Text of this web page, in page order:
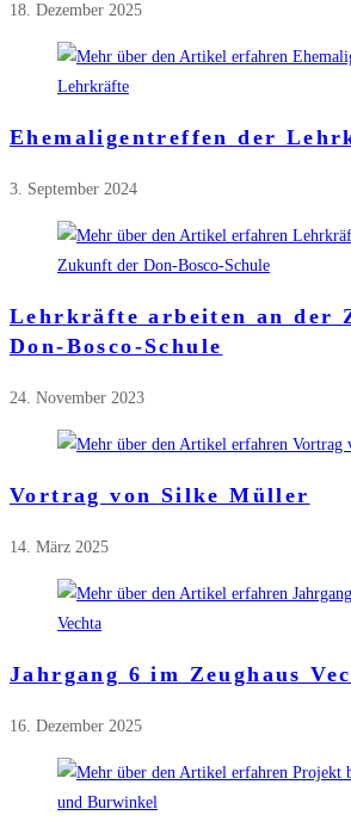
18. Dezember 2025
Ehemaligentreffen der
3. September 2024
Lehrkräfte arbeiten an der
Don-Bosco-Schule
24. November 2023
Vortrag von Silke Müller
14. März 2025
Jahrgang 6 im Zeughaus
16. Dezember 2025